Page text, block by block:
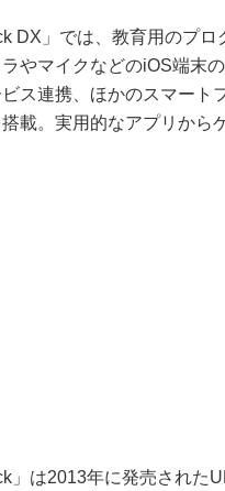
DX」では、教育用のプロ
やマイクなどのiOS端末
ス連携、ほかのスマート
載。実用的なアプリから
は2013年に発売された